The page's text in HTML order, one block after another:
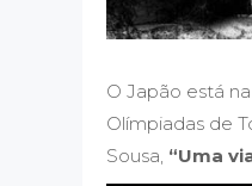
O Japão está
Olímpiadas de
Sousa, “Uma